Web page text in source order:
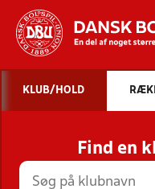
STILLINGER,
KLUB/HOLD
Find en